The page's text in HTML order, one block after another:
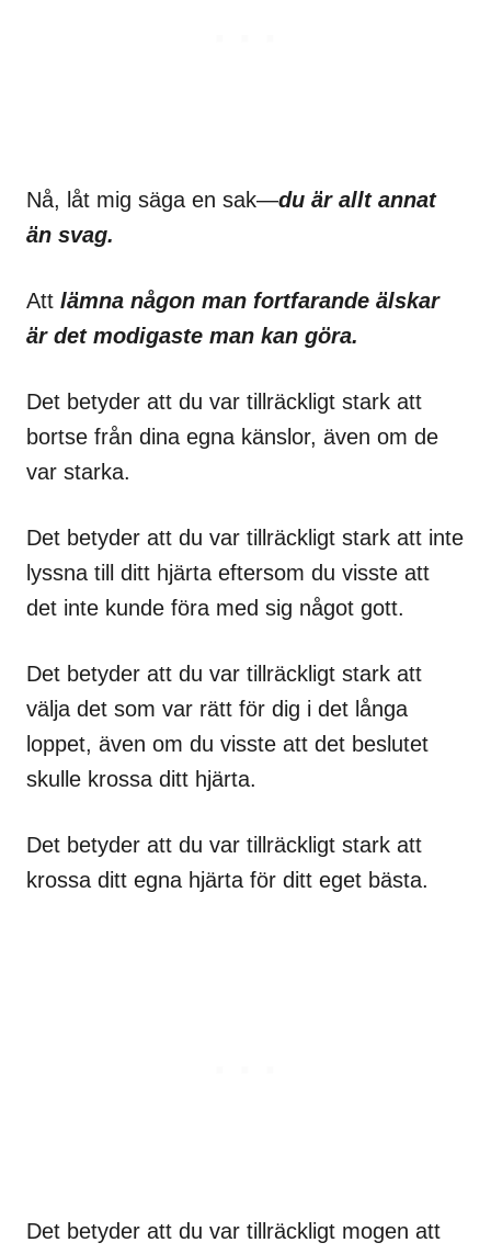
Nå, låt mig säga en sak—du är allt annat
än svag.
Att lämna någon man fortfarande älskar
är det modigaste man kan göra.
Det betyder att du var tillräckligt stark att
bortse från dina egna känslor, även om de
var starka.
Det betyder att du var tillräckligt stark att inte
lyssna till ditt hjärta eftersom du visste att
det inte kunde föra med sig något gott.
Det betyder att du var tillräckligt stark att
välja det som var rätt för dig i det långa
loppet, även om du visste att det beslutet
skulle krossa ditt hjärta.
Det betyder att du var tillräckligt stark att
krossa ditt egna hjärta för ditt eget bästa.
Det betyder att du var tillräckligt mogen att